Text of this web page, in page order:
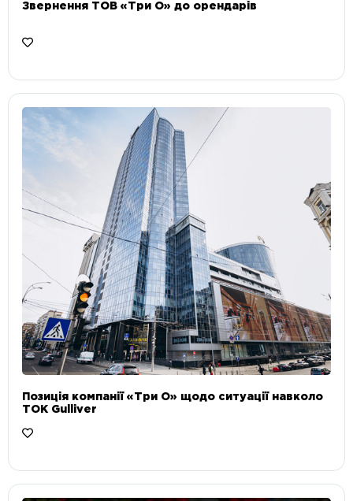
Звернення ТОВ «Три О» до орендарів
Позиція компанії «Три О» щодо ситуації навколо
ТОК Gulliver